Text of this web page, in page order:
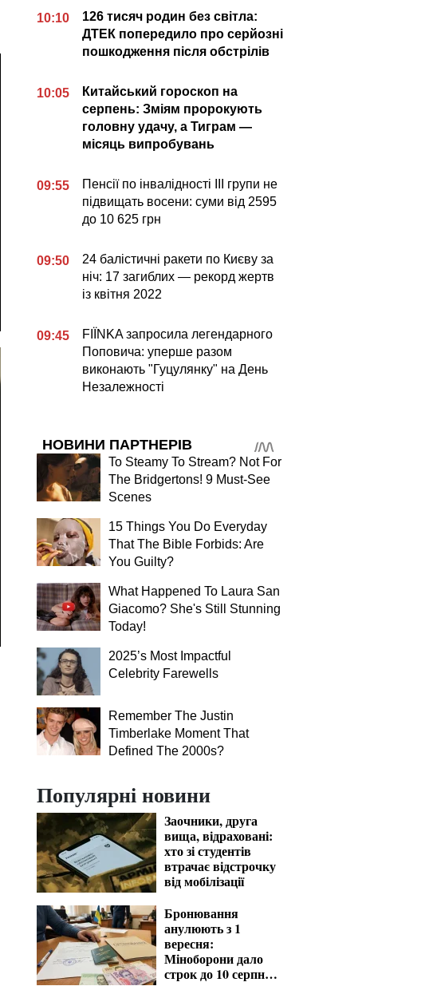
10:10
126 тисяч родин без світла:
ДТЕК попередило про серйозні
пошкодження після обстрілів
10:05
Китайський гороскоп на
серпень: Зміям пророкують
головну удачу, а Тиграм —
місяць випробувань
09:55
Пенсії по інвалідності III групи не
підвищать восени: суми від 2595
до 10 625 грн
09:50
24 балістичні ракети по Києву за
ніч: 17 загиблих — рекорд жертв
із квітня 2022
09:45
FIÏNKA запросила легендарного
Поповича: уперше разом
виконають "Гуцулянку" на День
Незалежності
НОВИНИ ПАРТНЕРІВ
To Steamy To Stream? Not For
The Bridgertons! 9 Must-See
Scenes
15 Things You Do Everyday
That The Bible Forbids: Are
You Guilty?
What Happened To Laura San
Giacomo? She's Still Stunning
Today!
2025’s Most Impactful
Celebrity Farewells
Remember The Justin
Timberlake Moment That
Defined The 2000s?
Популярні новини
Заочники, друга
вища, відраховані:
хто зі студентів
втрачає відстрочку
від мобілізації
Бронювання
анулюють з 1
вересня:
Міноборони дало
строк до 10 серпня